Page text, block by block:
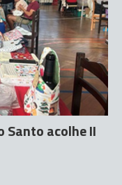
Santo acolhe II